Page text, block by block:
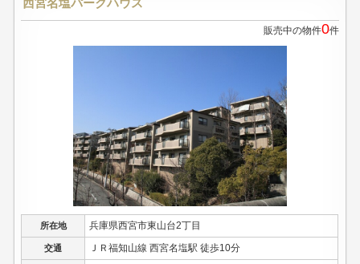
西宮名塩パークハウス
販売中の物件0件
所在地 兵庫県西宮市東山台2丁目
交通 ＪＲ福知山線 西宮名塩駅 徒歩10分